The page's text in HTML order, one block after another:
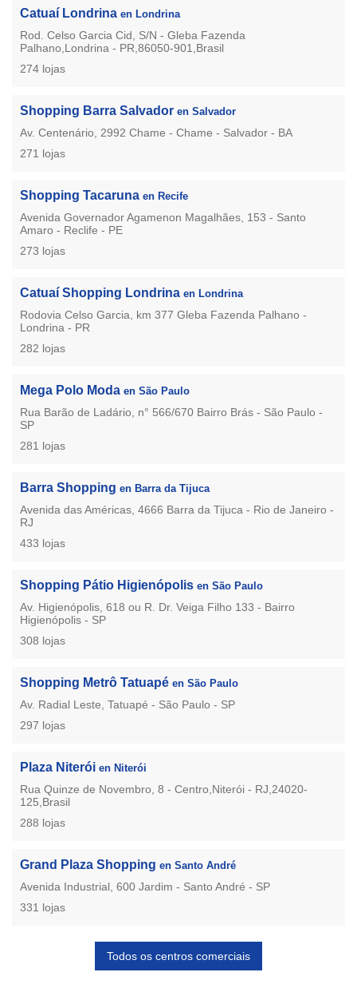
Catuaí Londrina en Londrina
Rod. Celso Garcia Cid, S/N - Gleba Fazenda
Palhano,Londrina - PR,86050-901,Brasil
274 lojas
Shopping Barra Salvador en Salvador
Av. Centenário, 2992 Chame - Chame - Salvador - BA
271 lojas
Shopping Tacaruna en Recife
Avenida Governador Agamenon Magalhães, 153 - Santo
Amaro - Reclife - PE
273 lojas
Catuaí Shopping Londrina en Londrina
Rodovia Celso Garcia, km 377 Gleba Fazenda Palhano -
Londrina - PR
282 lojas
Mega Polo Moda en São Paulo
Rua Barão de Ladário, n° 566/670 Bairro Brás - São Paulo -
SP
281 lojas
Barra Shopping en Barra da Tijuca
Avenida das Américas, 4666 Barra da Tijuca - Rio de Janeiro -
RJ
433 lojas
Shopping Pátio Higienópolis en São Paulo
Av. Higienópolis, 618 ou R. Dr. Veiga Filho 133 - Bairro
Higienópolis - SP
308 lojas
Shopping Metrô Tatuapé en São Paulo
Av. Radial Leste, Tatuapé - São Paulo - SP
297 lojas
Plaza Niterói en Niterói
Rua Quinze de Novembro, 8 - Centro,Niterói - RJ,24020-
125,Brasil
288 lojas
Grand Plaza Shopping en Santo André
Avenida Industrial, 600 Jardim - Santo André - SP
331 lojas
Todos os centros comerciais